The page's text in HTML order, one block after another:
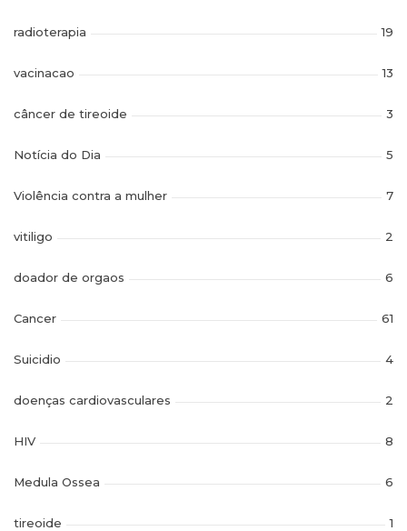
radioterapia 19
vacinacao 13
câncer de tireoide 3
Notícia do Dia 5
Violência contra a mulher 7
vitiligo 2
doador de orgaos 6
Cancer 61
Suicidio 4
doenças cardiovasculares 2
HIV 8
Medula Ossea 6
tireoide 1